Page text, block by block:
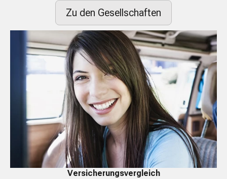
Zu den Gesellschaften
Versicherungsvergleich